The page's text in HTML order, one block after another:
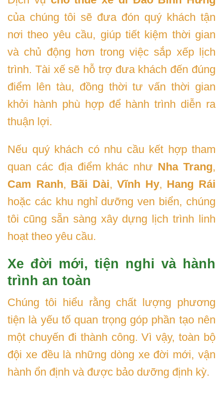
của chúng tôi sẽ đưa đón quý khách tận
nơi theo yêu cầu, giúp tiết kiệm thời gian
và chủ động hơn trong việc sắp xếp lịch
trình. Tài xế sẽ hỗ trợ đưa khách đến đúng
điểm lên tàu, đồng thời tư vấn thời gian
khởi hành phù hợp để hành trình diễn ra
thuận lợi.
Nếu quý khách có nhu cầu kết hợp tham
quan các địa điểm khác như Nha Trang,
Cam Ranh, Bãi Dài,Vĩnh Hy, Hang Rái
hoặc các khu nghỉ dưỡng ven biển, chúng
tôi cũng sẵn sàng xây dựng lịch trình linh
hoạt theo yêu cầu.
Xe đời mới, tiện nghi và hành
trình an toàn
Chúng tôi hiểu rằng chất lượng phương
tiện là yếu tố quan trọng góp phần tạo nên
một chuyến đi thành công. Vì vậy, toàn bộ
đội xe đều là những dòng xe đời mới, vận
hành ổn định và được bảo dưỡng định kỳ.